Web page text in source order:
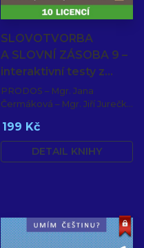
SLOVOTVORBA
A SLOVNÍ ZÁSOBA 9 –
interaktivní testy z…
PRODOS – Mgr. Jana
Čermáková – Mgr. Jiří Jurečka
199 Kč
DETAIL KNIHY